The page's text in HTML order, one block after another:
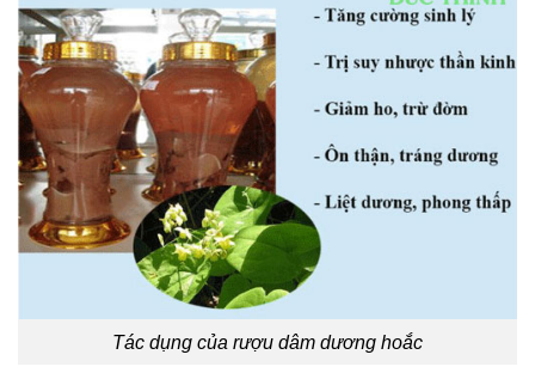
Tác dụng của rượu dâm dương hoắc